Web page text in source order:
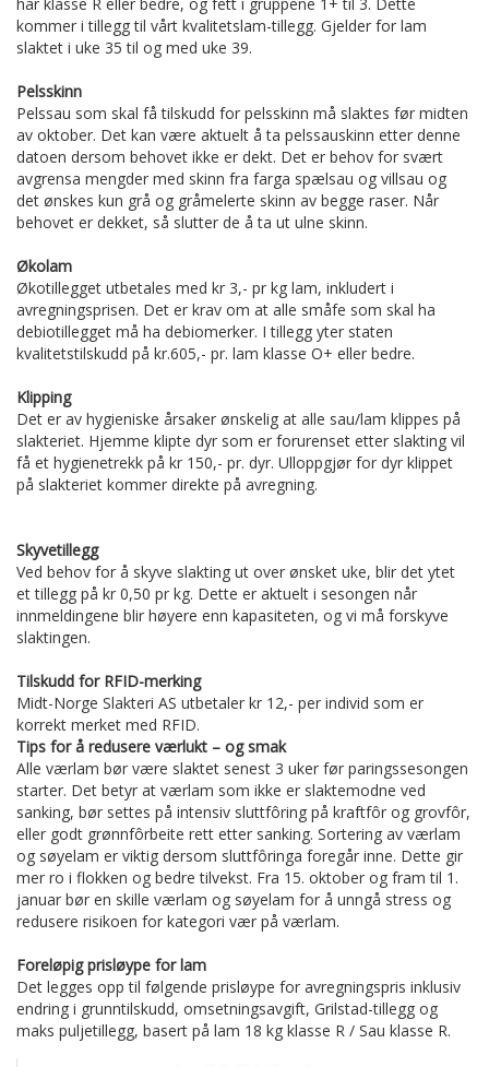
kommer i tillegg til vårt kvalitetslam-tillegg. Gjelder for lam
slaktet i uke 35 til og med uke 39.
Pelsskinn
Pelssau som skal få tilskudd for pelsskinn må slaktes før midten
av oktober. Det kan være aktuelt å ta pelssauskinn etter denne
datoen dersom behovet ikke er dekt. Det er behov for svært
avgrensa mengder med skinn fra farga spælsau og villsau og
det ønskes kun grå og gråmelerte skinn av begge raser. Når
behovet er dekket, så slutter de å ta ut ulne skinn.
Økolam
Økotillegget utbetales med kr 3,- pr kg lam, inkludert i
avregningsprisen. Det er krav om at alle småfe som skal ha
debiotillegget må ha debiomerker. I tillegg yter staten
kvalitetstilskudd på kr.605,- pr. lam klasse O+ eller bedre.
Klipping
Det er av hygieniske årsaker ønskelig at alle sau/lam klippes på
slakteriet. Hjemme klipte dyr som er forurenset etter slakting vil
få et hygienetrekk på kr 150,- pr. dyr. Ulloppgjør for dyr klippet
på slakteriet kommer direkte på avregning.
Skyvetillegg
Ved behov for å skyve slakting ut over ønsket uke, blir det ytet
et tillegg på kr 0,50 pr kg. Dette er aktuelt i sesongen når
innmeldingene blir høyere enn kapasiteten, og vi må forskyve
slaktingen.
Tilskudd for RFID-merking
Midt-Norge Slakteri AS utbetaler kr 12,- per individ som er
korrekt merket med RFID.
Tips for å redusere værlukt – og smak
Alle værlam bør være slaktet senest 3 uker før paringssesongen
starter. Det betyr at værlam som ikke er slaktemodne ved
sanking, bør settes på intensiv sluttfôring på kraftfôr og grovfôr,
eller godt grønnfôrbeite rett etter sanking. Sortering av værlam
og søyelam er viktig dersom sluttfôringa foregår inne. Dette gir
mer ro i flokken og bedre tilvekst. Fra 15. oktober og fram til 1.
januar bør en skille værlam og søyelam for å unngå stress og
redusere risikoen for kategori vær på værlam.
Foreløpig prisløype for lam
Det legges opp til følgende prisløype for avregningspris inklusiv
endring i grunntilskudd, omsetningsavgift, Grilstad-tillegg og
maks puljetillegg, basert på lam 18 kg klasse R / Sau klasse R.